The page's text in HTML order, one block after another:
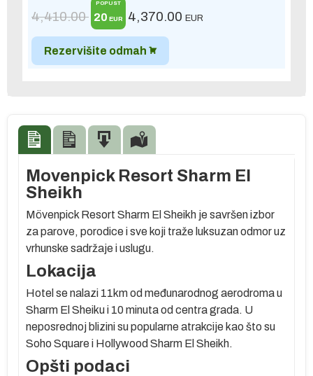
4,410.00
POPUST
20 EUR 4,370.00 EUR
Rezervišite odmah
Movenpick Resort Sharm El
Sheikh
Mövenpick Resort Sharm El Sheikh je savršen izbor
za parove, porodice i sve koji traže luksuzan odmor uz
vrhunske sadržaje i uslugu.
Lokacija
Hotel se nalazi 11km od međunarodnog aerodroma u
Sharm El Sheiku i 10 minuta od centra grada. U
neposrednoj blizini su popularne atrakcije kao što su
Soho Square i Hollywood Sharm El Sheikh.
Opšti podaci